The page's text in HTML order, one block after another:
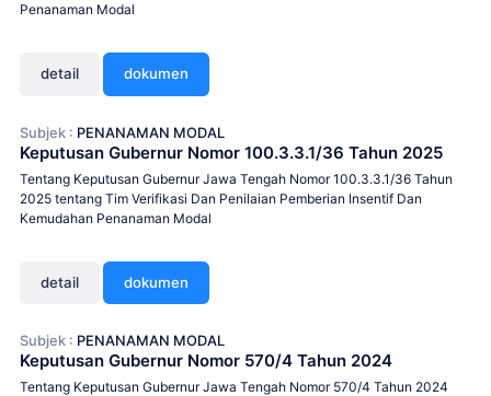
Penanaman Modal
detail dokumen
Subjek : PENANAMAN MODAL
Keputusan Gubernur Nomor 100.3.3.1/36 Tahun 2025
Tentang Keputusan Gubernur Jawa Tengah Nomor 100.3.3.1/36 Tahun
2025 tentang Tim Verifikasi Dan Penilaian Pemberian Insentif Dan
Kemudahan Penanaman Modal
detail dokumen
Subjek : PENANAMAN MODAL
Keputusan Gubernur Nomor 570/4 Tahun 2024
Tentang Keputusan Gubernur Jawa Tengah Nomor 570/4 Tahun 2024